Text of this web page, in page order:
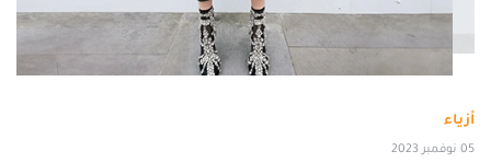
أزياء
05 نوفمبر 2023